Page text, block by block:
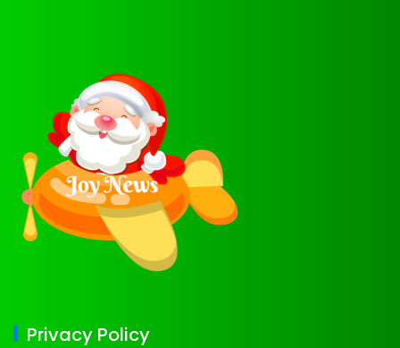
Privacy Policy